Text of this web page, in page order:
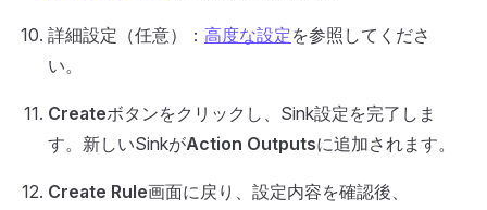
詳細設定（任意）： 高度な設定を参照してくださ
い。
Createボタンをクリックし、Sink設定を完了しま
す。新しいSinkがAction Outputsに追加されます。
Create Rule画面に戻り、設定内容を確認後、